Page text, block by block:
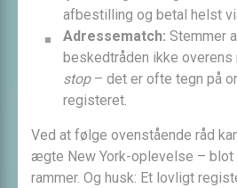
afbestilling og betal helst
Adresse­match: Stemmer
beskedtråden ikke overens
stop– det er ofte tegn på
registeret.
Ved at følge ovenstående råd
ægte New York-oplevelse – blot
rammer. Og husk: Et lovligt